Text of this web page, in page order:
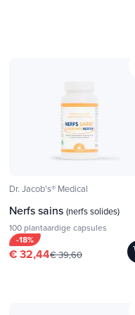
Dr. Jacob's® Medical
Nerfs sains (nerfs solides)
100 plantaardige capsules
-18%
€ 32,44€ 39,60